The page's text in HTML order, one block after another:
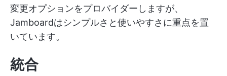
変更オプションをプロバイダーしますが、
Jamboardはシンプルさと使いやすさに重点を置
いています。
統合